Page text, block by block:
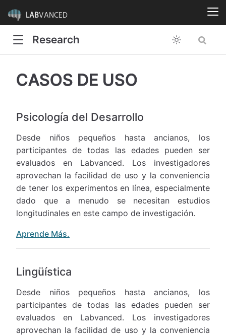
LABVANCED
Research
CASOS DE USO
Psicología del Desarrollo
Desde niños pequeños hasta ancianos, los
participantes de todas las edades pueden ser
evaluados en Labvanced. Los investigadores
aprovechan la facilidad de uso y la conveniencia
de tener los experimentos en línea, especialmente
dado que a menudo se necesitan estudios
longitudinales en este campo de investigación.
Aprende Más.
Lingüística
Desde niños pequeños hasta ancianos, los
participantes de todas las edades pueden ser
evaluados en Labvanced. Los investigadores
aprovechan la facilidad de uso y la conveniencia